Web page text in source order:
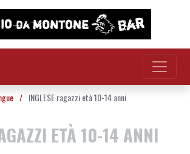
/ INGLESE ragazzi età 10-14 anni
ETÀ 10-14 ANNI